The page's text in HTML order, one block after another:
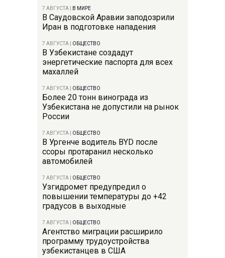
7 АВГУСТА В МИРЕ
В Саудовской Аравии заподозрили
Иран в подготовке нападения
7 АВГУСТА ОБЩЕСТВО
В Узбекистане создадут
энергетические паспорта для всех
махаллей
7 АВГУСТА ОБЩЕСТВО
Более 20 тонн винограда из
Узбекистана не допустили на рынок
России
7 АВГУСТА ОБЩЕСТВО
В Ургенче водитель BYD после
ссоры протаранил несколько
автомобилей
7 АВГУСТА ОБЩЕСТВО
Узгидромет предупредил о
повышении температуры до +42
градусов в выходные
7 АВГУСТА ОБЩЕСТВО
Агентство миграции расширило
программу трудоустройства
узбекистанцев в США